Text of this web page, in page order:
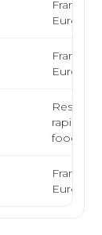
rapide,
food,